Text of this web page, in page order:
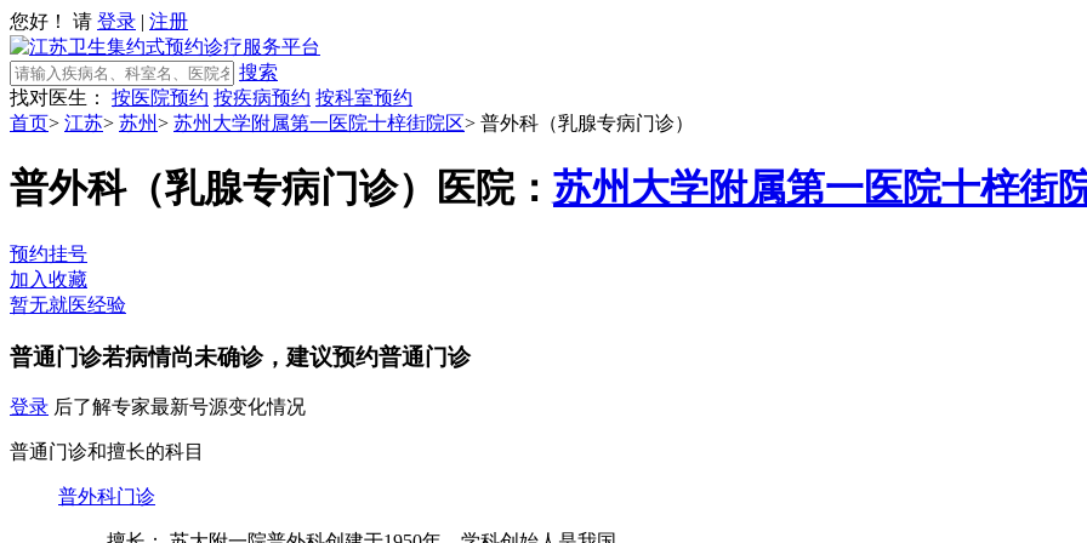
您好！ 请 登录 | 注册
搜索
找对医生：
按医院预约 按疾病预约 按科室预约
首页> 江苏> 苏州> 苏州大学附属第一医院十梓街院区> 普外科（乳腺专病门诊）
普外科（乳腺专病门诊） 医院： 苏州大学附属第一医院十梓街
预约挂号
加入收藏
暂无就医经验
普通门诊若病情尚未确诊，建议预约普通门诊
登录 后了解专家最新号源变化情况
普通门诊和擅长的科目
普外科门诊